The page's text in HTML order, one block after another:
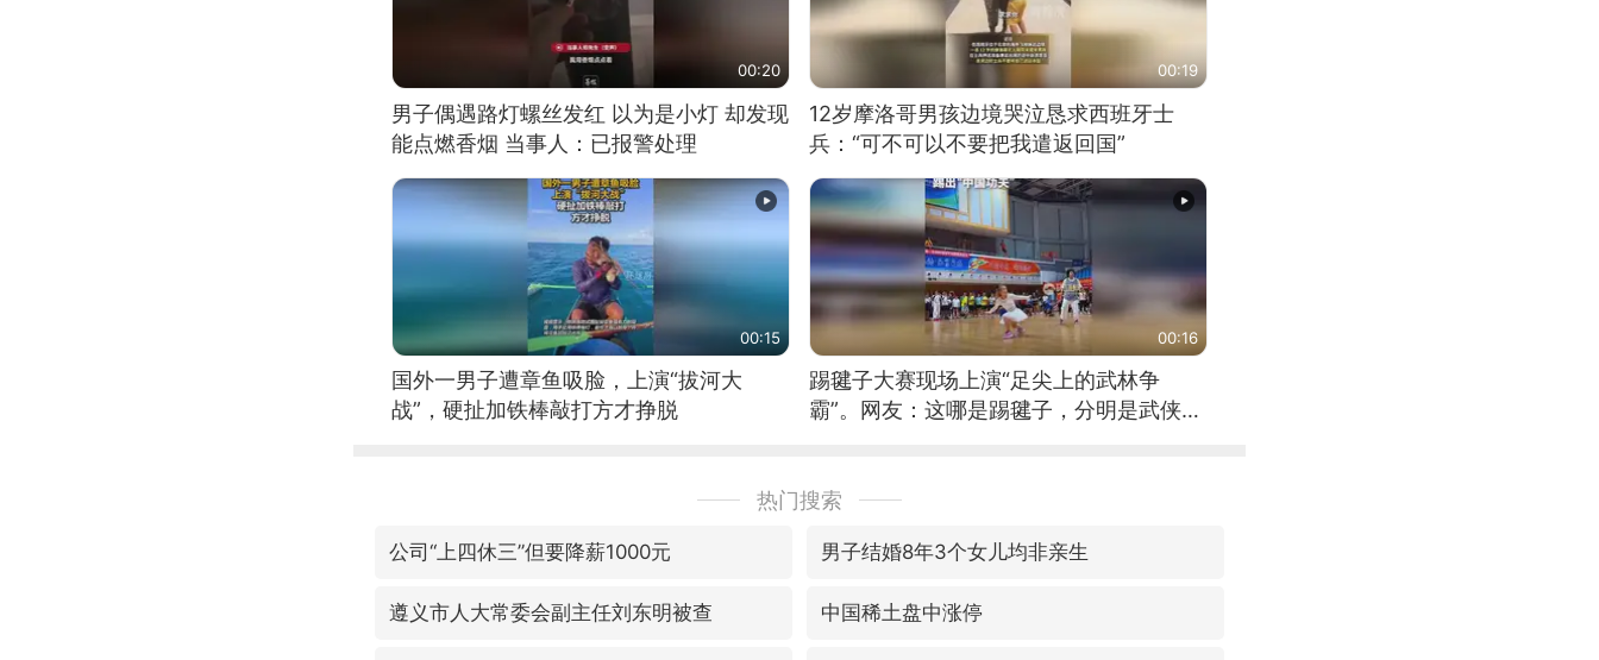
00:20
男子偶遇路灯螺丝发红 以为是小灯 却发现
能点燃香烟 当事人：已报警处理
00:19
12岁摩洛哥男孩边境哭泣恳求西班牙士
兵：“可不可以不要把我遣返回国”
00:15
国外一男子遭章鱼吸脸，上演“拔河大
战”，硬扯加铁棒敲打方才挣脱
00:16
踢毽子大赛现场上演“足尖上的武林争
霸”。网友：这哪是踢毽子，分明是武侠片
热门搜索
公司“上四休三”但要降薪1000元 男子结婚8年3个女儿均非亲生
遵义市人大常委会副主任刘东明被查 中国稀土盘中涨停